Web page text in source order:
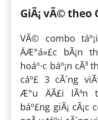
GiÃ¡ vÃ© theo
VÃ© combo
ÄÆ°á»£c bÃ¡n
hoáº·c báº¡n cÃ³
cáº£ 3 cÃ´ng
Æ°u ÄÃ£i lÃªn
báº£ng giÃ¡